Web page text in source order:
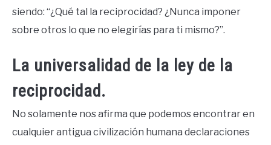
siendo: “¿Qué tal la reciprocidad? ¿Nunca imponer
sobre otros lo que no elegirías para ti mismo?”.
La universalidad de la ley de la
reciprocidad.
No solamente nos afirma que podemos encontrar en
cualquier antigua civilización humana declaraciones